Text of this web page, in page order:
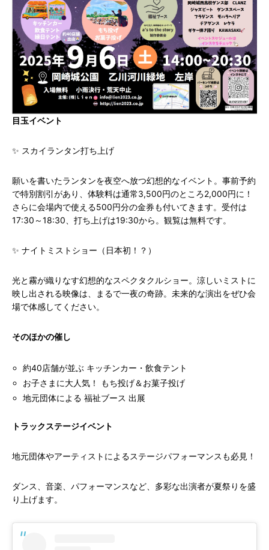
目玉イベント
✨ スカイランタン打ち上げ
願いを書いたランタンを夜空へ放つ幻想的なイベント。事前予約
で特別割引があり、体験料は通常3,500円のところ2,000円に！
さらに会場内で使える500円分の金券も付いてきます。受付は
17:30～18:30、打ち上げは19:30から。観覧は無料です。
✨ ナイトミストショー（日本初！？）
光と霧が織りなす幻想的なスペクタクルショー。涼しいミストに
映し出される映像は、まるで一夜の奇跡。未来的な演出をぜひ会
場で体感してください。
そのほかの催し
約40店舗が並ぶ キッチンカー・飲食テント
お子さまに大人気！ もち投げ＆お菓子投げ
地元団体による 福祉ブース 出展
トラックステージイベント
地元団体やアーティストによるステージパフォーマンスも必見！
ダンス、音楽、パフォーマンスなど、多彩な出演者が夏祭りを盛
り上げます。